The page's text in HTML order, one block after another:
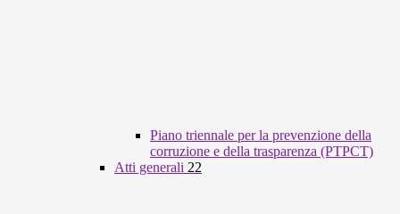
Piano triennale per la prevenzione della
corruzione e della trasparenza (PTPCT)
Atti generali 22